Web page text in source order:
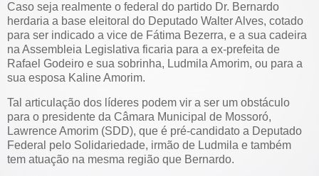
Caso seja realmente o federal do partido Dr. Bernardo
herdaria a base eleitoral do Deputado Walter Alves, cotado
para ser indicado a vice de Fátima Bezerra, e a sua cadeira
na Assembleia Legislativa ficaria para a ex-prefeita de
Rafael Godeiro e sua sobrinha, Ludmila Amorim, ou para a
sua esposa Kaline Amorim.
Tal articulação dos líderes podem vir a ser um obstáculo
para o presidente da Câmara Municipal de Mossoró,
Lawrence Amorim (SDD), que é pré-candidato a Deputado
Federal pelo Solidariedade, irmão de Ludmila e também
tem atuação na mesma região que Bernardo.